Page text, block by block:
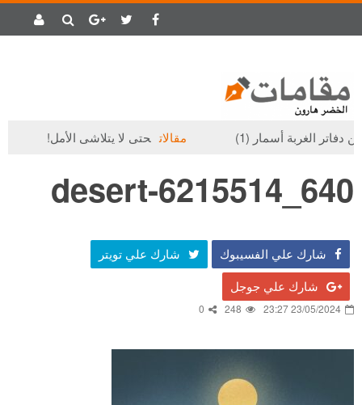
دفاتر الغربة أسمار (1) مقالات حتى لا يتلاشى الأمل!
desert-6215514_640
شارك علي الفسيبوك شارك علي تويتر
شارك علي جوجل
23/05/2024 23:27
248
0